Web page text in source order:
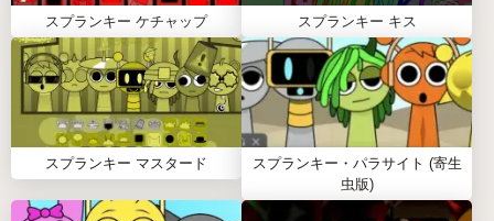
コミュニティが熱い
みんなで曲をシェアして、アイデアを出し合う楽し
さが最高！
スプランキー・パラサイト（SPRUNKI
PARASITE）を今すぐプレイ！
ホラーな音楽体験を求めるなら、
Sprunki Parasite
スプランキー ケチャップ スプランキー キス
スプランキー マスタード
スプランキー・パラサイト (寄生
虫版)